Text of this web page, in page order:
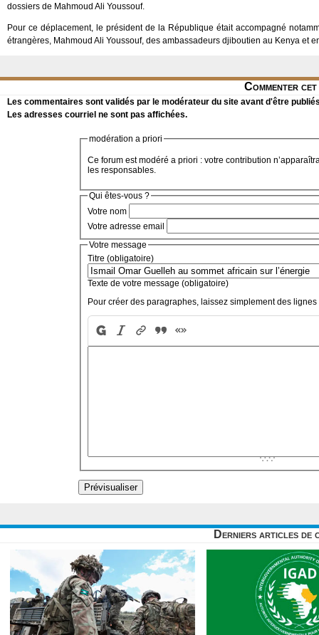
dossiers de Mahmoud Ali Youssouf.
Pour ce déplacement, le président de la République était accompagné
étrangères, Mahmoud Ali Youssouf, des ambassadeurs djiboutien au Kenya et
Commenter
Les commentaires sont validés par le modérateur du site avant d'être
Les adresses courriel ne sont pas affichées.
modération a priori
Ce forum est modéré a priori : votre contribution
les responsables.
Qui êtes-vous ?
Votre nom
Votre adresse email
Votre message
Titre (obligatoire)
Texte de votre message (obligatoire)
Pour créer des paragraphes, laissez simplement des lignes
Derniers articles de